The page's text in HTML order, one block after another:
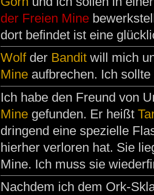
der Freien Mine
dort befindet ist eine
Wolfder Banditwill mich
Mineaufbrechen. Ich
Ich habe den Freund von
Minegefunden. Er heißt
dringend eine spezielle
hierher verloren hat. Sie
Mine. Ich muss sie
Nachdem ich dem Ork-